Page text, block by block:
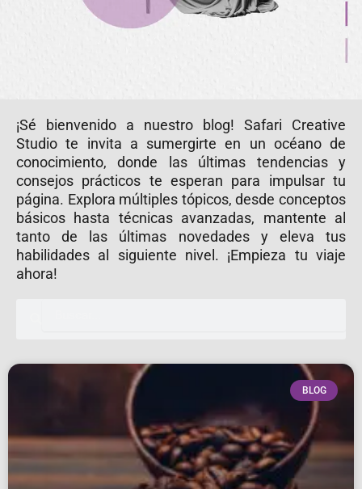
¡Sé bienvenido a nuestro blog! Safari Creative
Studio te invita a sumergirte en un océano de
conocimiento, donde las últimas tendencias y
consejos prácticos te esperan para impulsar tu
página. Explora múltiples tópicos, desde conceptos
básicos hasta técnicas avanzadas, mantente al
tanto de las últimas novedades y eleva tus
habilidades al siguiente nivel. ¡Empieza tu viaje
ahora!
r
BLOG